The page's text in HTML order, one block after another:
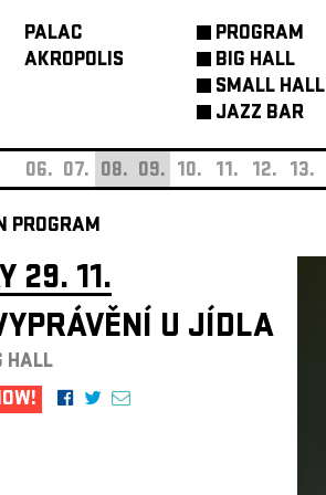
PALAC
AKROPOLIS
PROGRAM
BIG HALL
SMALL HALL
JAZZ BAR
06. 07. 08. 09. 10. 11. 12. 13.
PROGRAM
29. 11.
U JÍDLA
HALL